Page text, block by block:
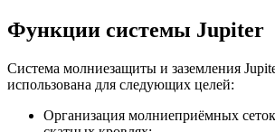
Функции системы Jupiter
Система молниезащиты и заземления
использована для следующих целей:
Организация молниеприёмных